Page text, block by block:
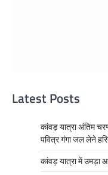
Latest Posts
कांवड़ यात्रा अंतिम
पवित्र गंगा जल लेने
कांवड़ यात्रा में उमड़ा